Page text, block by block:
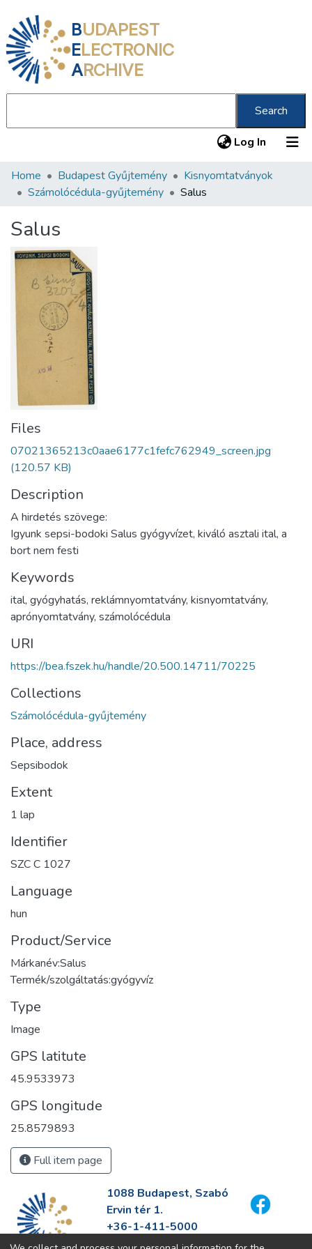
BUDAPEST
ELECTRONIC
ARCHIVE
Search
Log In (current)
Communities & Collections
Statistics
About us
Home Budapest Gyűjtemény
Kisnyomtatványok
Számolócédula-gyűjtemény
Salus
Salus
Files
07021365213c0aae6177c1fefc762949_screen.jpg
(120.57 KB)
Description
A hirdetés szövege:
Igyunk sepsi-bodoki Salus gyógyvízet, kiváló asztali ital, a
bort nem festi
Keywords
ital, gyógyhatás, reklámnyomtatvány, kisnyomtatvány,
aprónyomtatvány, számolócédula
URI
https://bea.fszek.hu/handle/20.500.14711/70225
Collections
Számolócédula-gyűjtemény
Place, address
Sepsibodok
Extent
1 lap
Identifier
SZC C 1027
Language
hun
Product/Service
Márkanév:Salus
Termék/szolgáltatás:gyógyvíz
Type
Image
GPS latitute
45.9533973
GPS longitude
25.8579893
Full item page
1088 Budapest, Szabó
Ervin tér 1.
+36-1-411-5000
info@fszek.hu